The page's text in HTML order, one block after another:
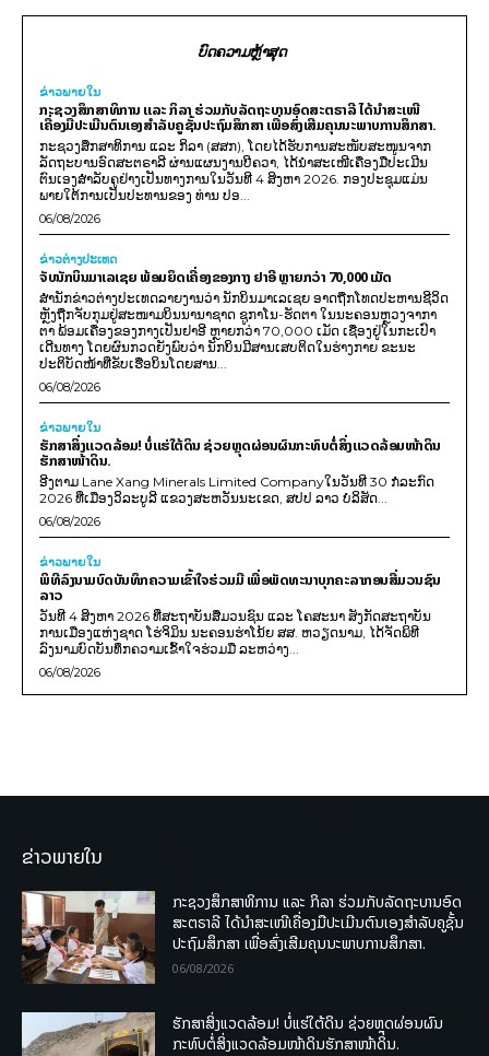
ບົດຄວາມຫຼ້າສຸດ
ຂ່າວພາຍ​ໃນ
ກະຊວງສຶກສາທິການ ແລະ ກິລາ ຮ່ວມກັບລັດຖະບານອົດສະຕຣາລີ ໄດ້ນຳສະເໜີ
ເຄື່ອງມືປະເມີນຕົນເອງສຳລັບຄູຊັ້ນປະຖົມສຶກສາ ເພື່ອສົ່ງເສີມຄຸນນະພາບການສຶກສາ.
ກະຊວງສຶກສາທິການ ແລະ ກິລາ (ສສກ), ໂດຍໄດ້ຮັບການສະໜັບສະໜູນຈາກ
ລັດຖະບານອົດສະຕຣາລີ ຜ່ານແຜນງານບີຄວາ, ໄດ້ນຳສະເໜີເຄື່ອງມືປະເມີນ
ຕົນເອງສຳລັບຄູຢ່າງເປັນທາງການໃນວັນທີ 4 ສິງຫາ 2026. ກອງປະຊຸມແມ່ນ
ພາຍໃຕ້ການເປັນປະທານຂອງ ທ່ານ ປອ...
06/08/2026
ຂ່າວຕ່າງປະເທດ
ຈັບນັກບິນມາເລເຊຍ ພ້ອມຍຶດເຄື່ອງຂອງກາງ ຢາອີ ຫຼາຍກວ່າ 70,000 ເມັດ
ສຳນັກຂ່າວຕ່າງປະເທດລາຍງານວ່າ ນັກບິນມາເລເຊຍ ອາດຖືກໂທດປະຫານຊີວິດ
ຫຼັງຖືກຈັບກຸມຢູ່ສະໜາມບິນນານາຊາດ ຊູກາໂນ-ຮັດຕາ ໃນນະຄອນຫຼວງຈາກາ
ຕາ ພ້ອມເຄື່ອງຂອງກາງເປັນຢາອີ ຫຼາຍກວ່າ 70,000 ເມັດ ເຊື່ອງຢູ່ໃນກະເປົາ
ເດີນທາງ ໂດຍຜົນກວດຍັງພົບວ່າ ນັກບິນມີສານເສບຕິດໃນຮ່າງກາຍ ຂະນະ
ປະຕິບັດໜ້າທີ່ຂັບເຮືອບິນໂດຍສານ...
06/08/2026
ຂ່າວພາຍ​ໃນ
ຮັກສາສິ່ງແວດລ້ອມ! ບໍ່ແຮ່ໃຕ້ດິນ ຊ່ວຍຫຼຸດຜ່ອນຜົນກະທົບຕໍ່ສິ່ງແວດລ້ອມໜ້າດິນ
ຮັກສາໜ້າດິນ.
ອີງຕາມ Lane Xang Minerals Limited Companyໃນວັນທີ 30 ກໍລະກົດ
2026 ທີ່ເມືອງວິລະບູລີ ແຂວງສະຫວັນນະເຂດ, ສປປ ລາວ ບໍລິສັດ...
06/08/2026
ຂ່າວພາຍ​ໃນ
ພິທີລົງນາມບົດບັນທຶກຄວາມເຂົ້າໃຈຮ່ວມມື ເພື່ອພັດທະນາບຸກຄະລາກອນສື່ມວນຊົນ
ລາວ
ວັນທີ 4 ສິງຫາ 2026 ທີ່ສະຖາບັນສື່ມວນຊົນ ແລະ ໂຄສະນາ ສັງກັດສະຖາບັນ
ການເມືອງແຫ່ງຊາດ ໂຮ່ຈິມິນ ນະຄອນຮ່າໂນ້ຍ ສສ. ຫວຽດນາມ, ໄດ້ຈັດພິທີ
ລົງນາມບົດບັນທຶກຄວາມເຂົ້າໃຈຮ່ວມມື ລະຫວ່າງ...
06/08/2026
ຂ່າວພາຍໃນ
ກະຊວງສຶກສາທິການ ແລະ ກິລາ ຮ່ວມກັບລັດຖະບານອົດ
ສະຕຣາລີ ໄດ້ນຳສະເໜີເຄື່ອງມືປະເມີນຕົນເອງສຳລັບຄູຊັ້ນ
ປະຖົມສຶກສາ ເພື່ອສົ່ງເສີມຄຸນນະພາບການສຶກສາ.
06/08/2026
ຮັກສາສິ່ງແວດລ້ອມ! ບໍ່ແຮ່ໃຕ້ດິນ ຊ່ວຍຫຼຸດຜ່ອນຜົນ
ກະທົບຕໍ່ສິ່ງແວດລ້ອມໜ້າດິນຮັກສາໜ້າດິນ.